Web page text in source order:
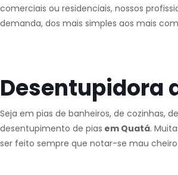
comerciais ou residenciais, nossos
demanda, dos mais simples aos mais
Desentupidora
Seja em pias de banheiros, de cozinhas,
desentupimento de pias em Quatá.
ser feito sempre que notar-se mau